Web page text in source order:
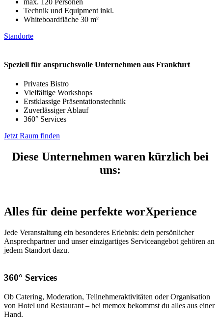
max. 120 Personen
Technik und Equipment inkl.
Whiteboardfläche 30 m²
Standorte
Speziell für anspruchsvolle Unternehmen aus Frankfurt
Privates Bistro
Vielfältige Workshops
Erstklassige Präsentationstechnik
Zuverlässiger Ablauf
360° Services
Jetzt Raum finden
Diese Unternehmen waren kürzlich bei
uns:
Alles für deine perfekte worXperience
Jede Veranstaltung ein besonderes Erlebnis: dein persönlicher
Ansprechpartner und unser einzigartiges Serviceangebot gehören an
jedem Standort dazu.
360° Services
Ob Catering, Moderation, Teilnehmeraktivitäten oder Organisation
von Hotel und Restaurant – bei memox bekommst du alles aus einer
Hand.